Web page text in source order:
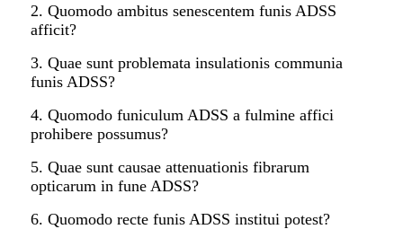
2. Quomodo ambitus senescentem funis ADSS
afficit?
3. Quae sunt problemata insulationis communia
funis ADSS?
4. Quomodo funiculum ADSS a fulmine affici
prohibere possumus?
5. Quae sunt causae attenuationis fibrarum
opticarum in fune ADSS?
6. Quomodo recte funis ADSS institui potest?